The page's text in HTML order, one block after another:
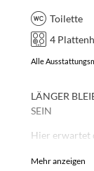
Toilette
4
Alle
LÄNGER
SEIN
Hier erwartet
&
Mehr anzeigen